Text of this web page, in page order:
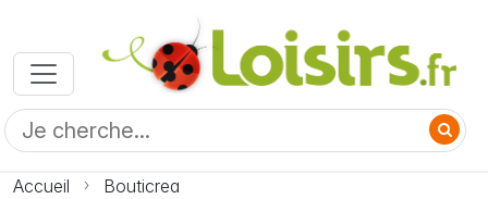
Accueil Bouticrea